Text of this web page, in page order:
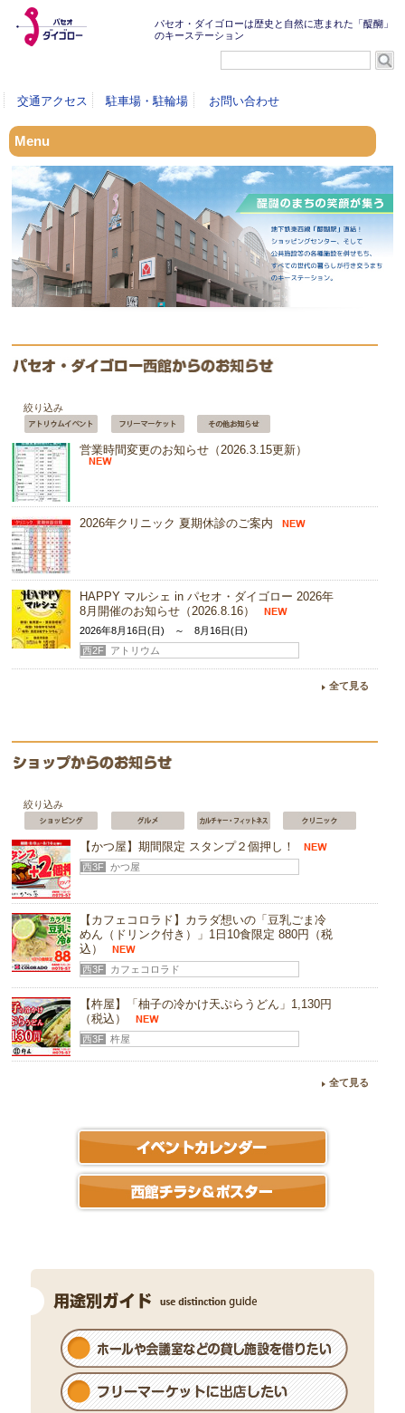
パセオ・ダイゴローは歴史と自然に恵まれた「醍醐」
のキーステーション
交通アクセス 駐車場・駐輪場 お問い合わせ
Menu
絞り込み
営業時間変更のお知らせ（2026.3.15更新）
2026年クリニック 夏期休診のご案内
HAPPY マルシェ in パセオ・ダイゴロー 2026年
8月開催のお知らせ（2026.8.16）
2026年8月16日(日) ～ 8月16日(日)
西2F
アトリウム
西2F アトリウム
フリーマーケットinパセオ・ダイゴロー 2026年
西2F
アトリウム
テナント募集（１階⑥）
テナント募集（２階④）
テナント募集（３階⑨）
全て見る
絞り込み
【かつ屋】期間限定 スタンプ２個押し！
西3F かつ屋
【カフェコロラド】カラダ想いの「豆乳ごま冷
めん（ドリンク付き）」1日10食限定 880円（税
込）
西3F カフェコロラド
【杵屋】「柚子の冷かけ天ぷらうどん」1,130円
（税込）
西3F 杵屋
【四六時中】「四六花籠（海鮮丼）」1,529円
（税込）
西3F 四六時中
【大垣書店】「国宝」DVD/Blu-ray 12/2（水）発
売 ご予約受付中！
西3F 大垣書店
【レディースファッション トヤ】夏物 取りそろ
えております
西1F レディースファッション トヤ
全て見る